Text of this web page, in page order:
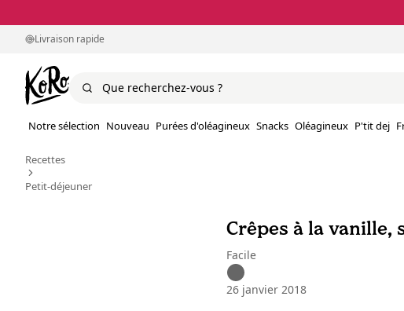
Livraison rapide
Notre sélection Nouveau Purées d'oléagineux Snacks Oléagineux P'tit dej
Recettes
Petit-déjeuner
Crêpes à la
Facile
26 janvier 2018